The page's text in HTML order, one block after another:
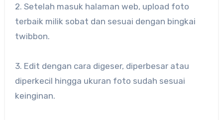
2. Setelah masuk halaman web, upload foto
terbaik milik sobat dan sesuai dengan bingkai
twibbon.
3. Edit dengan cara digeser, diperbesar atau
diperkecil hingga ukuran foto sudah sesuai
keinginan.